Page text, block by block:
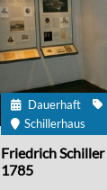
Dauerhaft
Schillerhaus
Friedrich
1785